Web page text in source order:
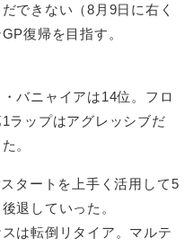
できない（8月9日に右く
復帰を目指す。
バニャイアは14位。フロ
ラップはアグレッシブだ
。
タートを上手く活用して5
退していった。
は転倒リタイア。マルテ